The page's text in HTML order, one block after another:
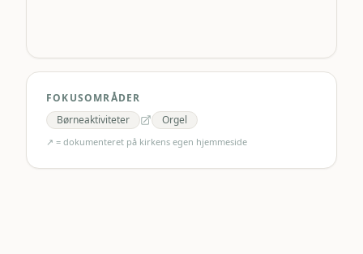
FOKUSOMRÅDER
Børneaktiviteter
Orgel
↗ = dokumenteret på kirkens egen hjemmeside